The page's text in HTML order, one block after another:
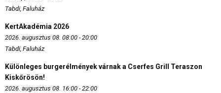
Tabdi, Faluház
KertAkadémia 2026
2026. augusztus 08. 08:00 - 20:00
Tabdi, Faluház
Különleges burgerélmények várnak a Cserfes Grill Teraszon
Kiskőrösön!
2026. augusztus 08. 16:00 - 22:00